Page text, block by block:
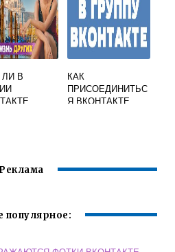
В
КАК
ПРИСОЕДИНИТЬС
Я ВКОНТАКТЕ
Реклама
популярное: